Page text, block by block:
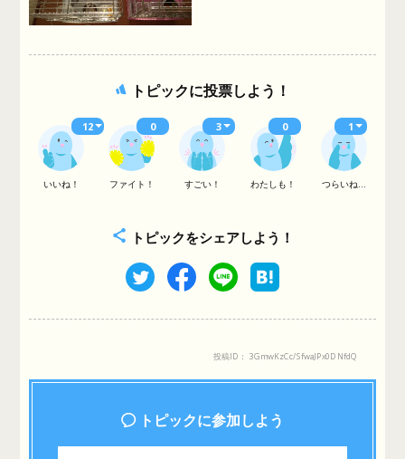
トピックに投票しよう！
いいね！ ファイト！ すごい！ わたしも！ つらいね...
12 0 3 0 1
トピックをシェアしよう！
投稿ID： 3GmwKzCc/SfwaJPx0DNfdQ
トピックに参加しよう